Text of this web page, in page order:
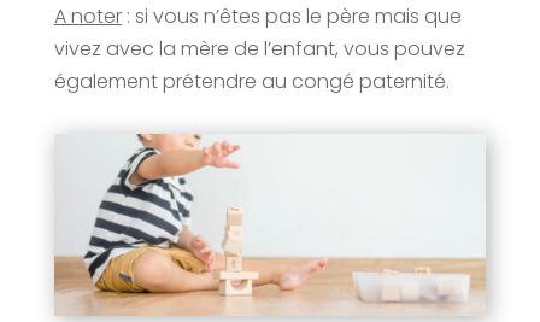
A noter: si vous n’êtes pas le père mais que
vivez avec la mère de l’enfant, vous pouvez
également prétendre au congé paternité.